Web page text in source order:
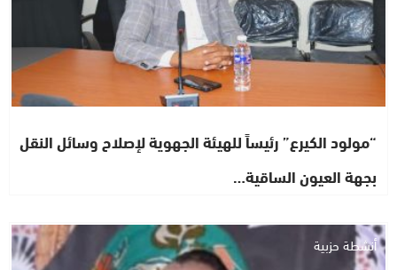
“مولود الكيرع” رئيساً للهيئة الجهوية لإصلاح وسائل النقل
بجهة العيون الساقية…
أنشطة حزبية